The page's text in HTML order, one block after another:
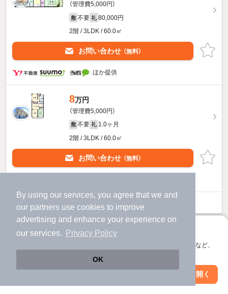
By using our services, you agree that we and
our partners use cookies to improve
advertising and enhance your experience on
our services.
Privacy Policy
OK
アプリに切り替えて、サクサクお部屋探し
会員登録なしですぐ使える。マップ検索やお気に入り保存など、
アプリを開く
（管理費5,000円）
敷 不要 礼 80,000円
2階 / 3LDK / 60.0㎡
お問い合わせ （無料）
ほか提供
8万円
（管理費5,000円）
敷 不要 礼 1.0ヶ月
2階 / 3LDK / 60.0㎡
お問い合わせ （無料）
ステイツ明石大久保のすべての部屋を見る
絞り込み条件を変更